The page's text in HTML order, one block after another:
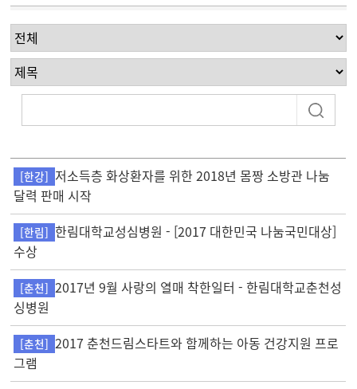
[한강]
저소득층 화상환자를 위한 2018년 몸짱 소방관 나눔
달력 판매 시작
[한림]
한림대학교성심병원 - [2017 대한민국 나눔국민대상]
수상
[춘천]
2017년 9월 사랑의 열매 착한일터 - 한림대학교춘천성
싱병원
[춘천]
2017 춘천드림스타트와 함께하는 아동 건강지원 프로
그램